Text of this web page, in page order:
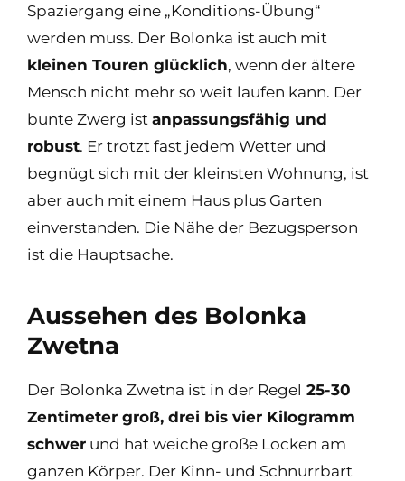
Spaziergang eine „Konditions-Übung“
werden muss. Der Bolonka ist auch mit
kleinen Touren glücklich, wenn der ältere
Mensch nicht mehr so weit laufen kann. Der
bunte Zwerg ist anpassungsfähig und
robust. Er trotzt fast jedem Wetter und
begnügt sich mit der kleinsten Wohnung, ist
aber auch mit einem Haus plus Garten
einverstanden. Die Nähe der Bezugsperson
ist die Hauptsache.
Aussehen des Bolonka
Zwetna
Der Bolonka Zwetna ist in der Regel 25-30
Zentimeter groß, drei bis vier Kilogramm
schwer und hat weiche große Locken am
ganzen Körper. Der Kinn- und Schnurrbart